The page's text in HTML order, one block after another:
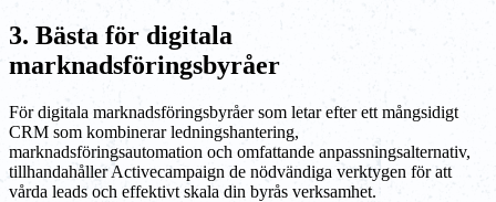
3. Bästa för digitala
marknadsföringsbyråer
För digitala marknadsföringsbyråer som letar efter ett mångsidigt
CRM som kombinerar ledningshantering,
marknadsföringsautomation och omfattande anpassningsalternativ,
tillhandahåller Activecampaign de nödvändiga verktygen för att
vårda leads och effektivt skala din byrås verksamhet.